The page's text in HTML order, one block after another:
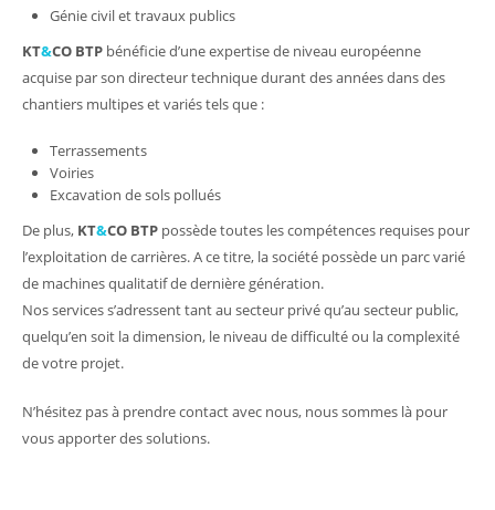
Génie civil et travaux publics
KT&CO BTP bénéficie d’une expertise de niveau européenne
acquise par son directeur technique durant des années dans des
chantiers multipes et variés tels que :
Terrassements
Voiries
Excavation de sols pollués
De plus, KT&CO BTP possède toutes les compétences requises pour
l’exploitation de carrières. A ce titre, la société possède un parc varié
de machines qualitatif de dernière génération.
Nos services s’adressent tant au secteur privé qu’au secteur public,
quelqu’en soit la dimension, le niveau de difficulté ou la complexité
de votre projet.
N’hésitez pas à prendre contact avec nous, nous sommes là pour
vous apporter des solutions.